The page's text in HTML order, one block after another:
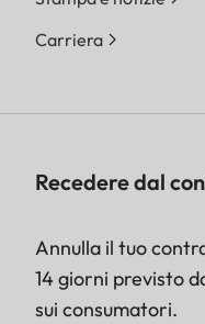
Carriera
Recedere dal
Annulla il tuo
14 giorni previsto
sui consumatori.